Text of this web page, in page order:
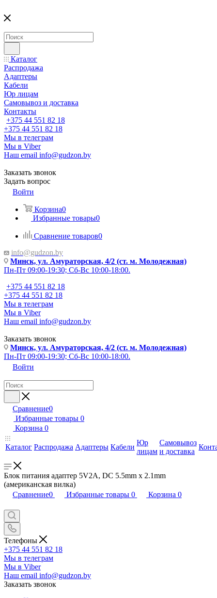
Каталог
Распродажа
Адаптеры
Кабели
Юр лицам
Самовывоз и доставка
Контакты
+375 44 551 82 18
+375 44 551 82 18
Мы в телеграм
Мы в Viber
Наш email info@gudzon.by
Заказать звонок
Задать вопрос
Войти
Корзина0
Избранные товары0
Сравнение товаров0
info@gudzon.by
Минск, ул. Амураторская, 4/2 (ст. м. Молодежная)
Пн-Пт 09:00-19:30; Сб-Вс 10:00-18:00.
+375 44 551 82 18
+375 44 551 82 18
Мы в телеграм
Мы в Viber
Наш email info@gudzon.by
Заказать звонок
Минск, ул. Амураторская, 4/2 (ст. м. Молодежная)
Пн-Пт 09:00-19:30; Сб-Вс 10:00-18:00.
Войти
Сравнение0
Избранные товары 0
Корзина 0
Каталог Распродажа Адаптеры Кабели
Юр
лицам
Самовывоз
и доставка
Блок питания адаптер 5V2A, DC 5.5mm x 2.1mm
(американская вилка)
Сравнение0 Избранные товары 0 Корзина 0
Телефоны
+375 44 551 82 18
Мы в телеграм
Мы в Viber
Наш email info@gudzon.by
Заказать звонок